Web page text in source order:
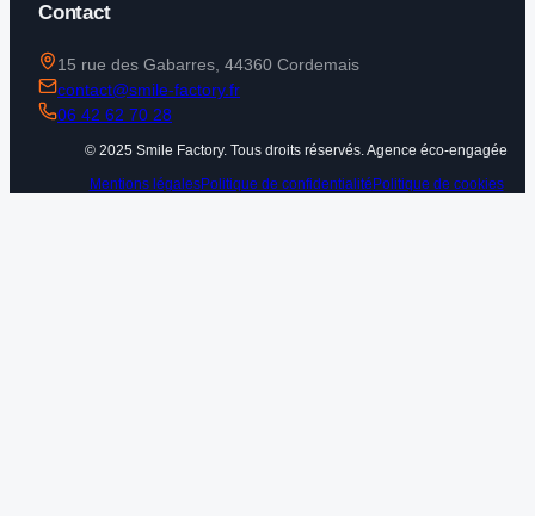
Contact
15 rue des Gabarres, 44360 Cordemais
contact@smile-factory.fr
06 42 62 70 28
© 2025 Smile Factory. Tous droits réservés. Agence éco-engagée
Mentions légalesPolitique de confidentialité Politique de cookies